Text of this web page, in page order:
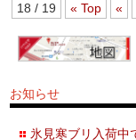
18 / 19 « Top «
お知らせ
氷見寒ブリ入荷中